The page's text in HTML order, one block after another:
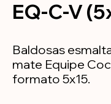
EQ-C-V
Baldosas
mate Equipe
formato 5x15.